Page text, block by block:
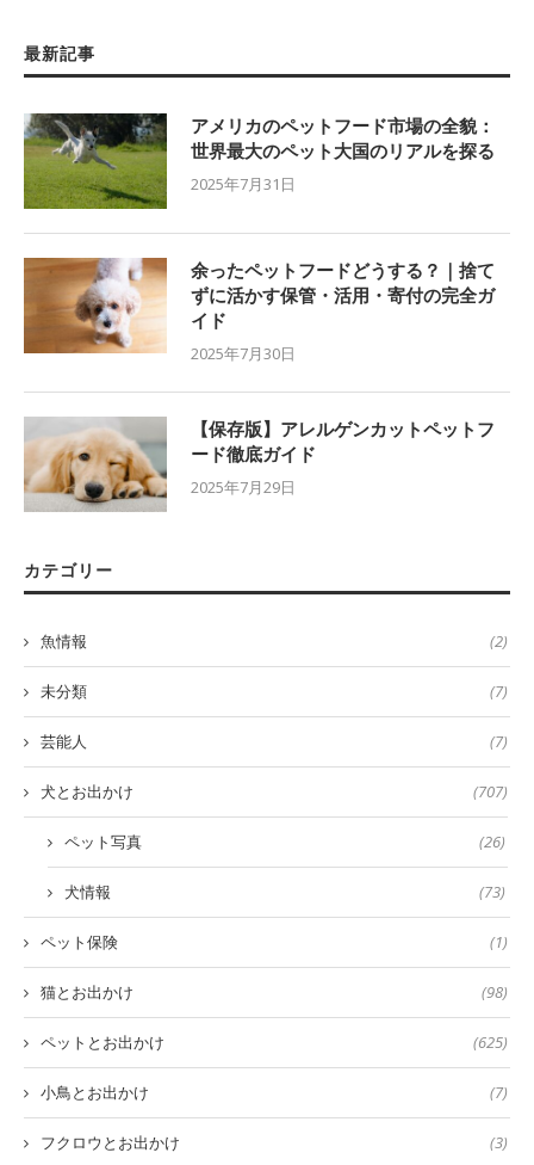
最新記事
アメリカのペットフード市場の全貌：
世界最大のペット大国のリアルを探る
2025年7月31日
余ったペットフードどうする？｜捨て
ずに活かす保管・活用・寄付の完全ガ
イド
2025年7月30日
【保存版】アレルゲンカットペットフ
ード徹底ガイド
2025年7月29日
カテゴリー
魚情報 (2)
未分類 (7)
芸能人 (7)
犬とお出かけ (707)
ペット写真 (26)
犬情報 (73)
ペット保険 (1)
猫とお出かけ (98)
ペットとお出かけ (625)
小鳥とお出かけ (7)
フクロウとお出かけ (3)